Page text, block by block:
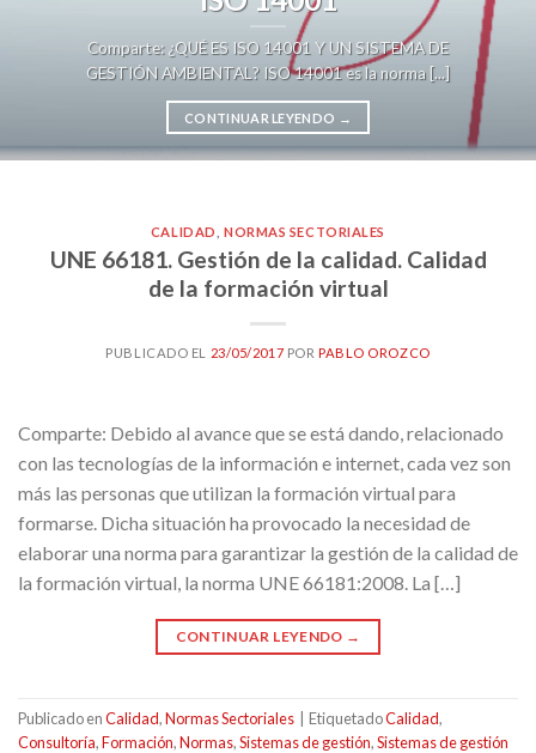
Comparte: ¿QUÉ ES ISO 14001 Y UN SISTEMA DE
GESTIÓN AMBIENTAL? ISO 14001 es la norma [...]
CONTINUAR LEYENDO →
CALIDAD NORMAS SECTORIALES
UNE 66181. Gestión de la calidad. Calidad
de la formación virtual
PUBLICADO EL 23/05/2017 POR PABLO OROZCO
Comparte: Debido al avance que se está dando, relacionado
con las tecnologías de la información e internet, cada vez son
más las personas que utilizan la formación virtual para
formarse. Dicha situación ha provocado la necesidad de
elaborar una norma para garantizar la gestión de la calidad de
la formación virtual, la norma UNE 66181:2008. La […]
CONTINUAR LEYENDO →
Publicado enCalidad,Normas Sectoriales EtiquetadoCalidad,
Consultoría,Formación,Normas,Sistemas de gestión,Sistemas de gestión